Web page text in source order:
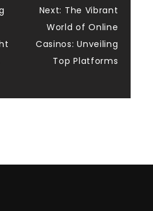
Next: The Vibrant
World of Online
Casinos: Unveiling
Top Platforms